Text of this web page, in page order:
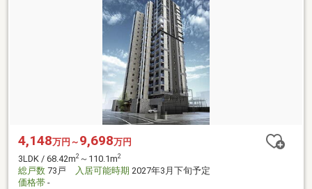
4,148万円～ 9,698万円
3LDK / 68.42m2 ～110.1m2
総戸数 73戸 入居可能時期 2027年3月下旬予定
価格帯 -